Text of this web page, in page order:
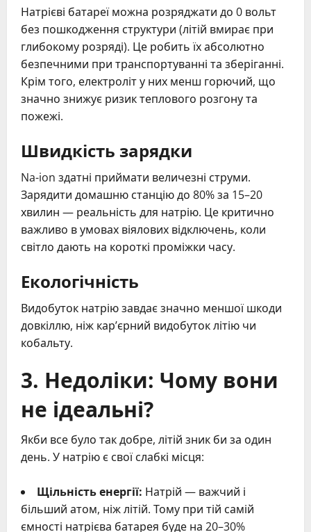
Натрієві батареї можна розряджати до 0 вольт
без пошкодження структури (літій вмирає при
глибокому розряді). Це робить їх абсолютно
безпечними при транспортуванні та зберіганні.
Крім того, електроліт у них менш горючий, що
значно знижує ризик теплового розгону та
пожежі.
Швидкість зарядки
Na-ion здатні приймати величезні струми.
Зарядити домашню станцію до 80% за 15–20
хвилин — реальність для натрію. Це критично
важливо в умовах віялових відключень, коли
світло дають на короткі проміжки часу.
Екологічність
Видобуток натрію завдає значно меншої шкоди
довкіллю, ніж кар’єрний видобуток літію чи
кобальту.
3. Недоліки: Чому вони
не ідеальні?
Якби все було так добре, літій зник би за один
день. У натрію є свої слабкі місця:
Щільність енергії: Натрій — важчий і
більший атом, ніж літій. Тому при тій самій
ємності натрієва батарея буде на 20–30%